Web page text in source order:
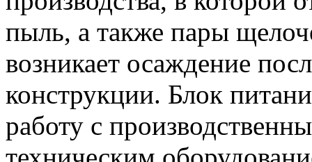
пыль, а также пары
возникает осаждение
конструкции. Блок
работу с